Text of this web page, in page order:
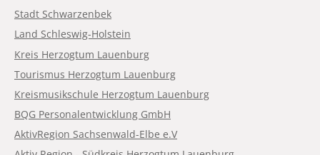
Stadt Schwarzenbek
Land Schleswig-Holstein
Kreis Herzogtum Lauenburg
Tourismus Herzogtum Lauenburg
Kreismusikschule Herzogtum Lauenburg
BQG Personalentwicklung GmbH
AktivRegion Sachsenwald-Elbe e.V